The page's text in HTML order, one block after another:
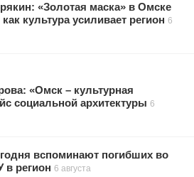
«Золотая маска» в Омске
культура усиливает регион 6
«Омск – культурная
социальной архитектуры 6
вспоминают погибших во
в регион 6 августа